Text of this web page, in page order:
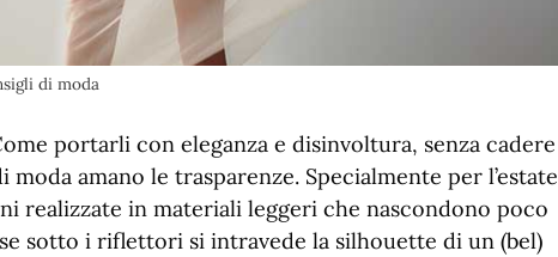
di moda
portarli con eleganza e disinvoltura, senza cadere
amano le trasparenze. Specialmente per l’estate
realizzate in materiali leggeri che nascondono poco
sotto i riflettori si intravede la silhouette di un (bel)